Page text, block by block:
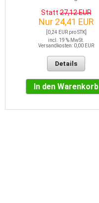
Statt27,12 EUR
Nur 24,41 EUR
[0,24 EUR pro STK]
incl. 19 % MwSt.
Versandkosten: 0,00 EUR
Details
In den Warenkorb